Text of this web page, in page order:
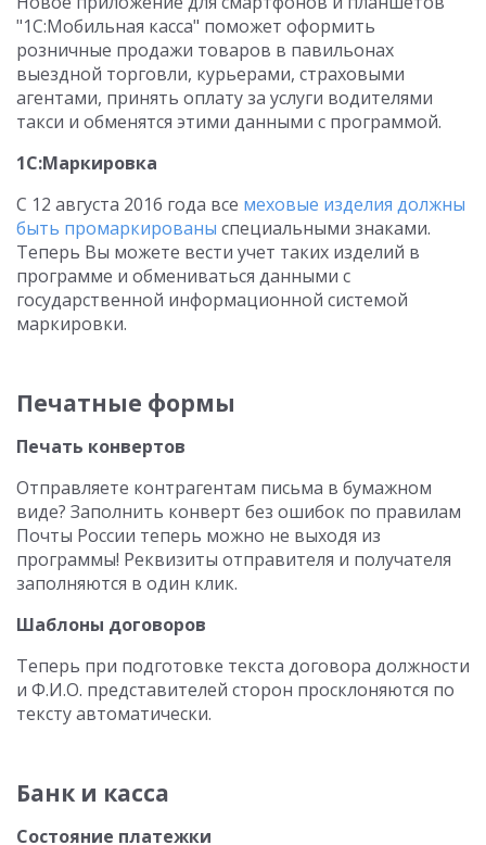
"1С:Мобильная касса" поможет оформить
розничные продажи товаров в павильонах
выездной торговли, курьерами, страховыми
агентами, принять оплату за услуги водителями
такси и обменятся этими данными с программой.
1С:Маркировка
С 12 августа 2016 года все меховые изделия должны
быть промаркированы специальными знаками.
Теперь Вы можете вести учет таких изделий в
программе и обмениваться данными с
государственной информационной системой
маркировки.
Печатные формы
Печать конвертов
Отправляете контрагентам письма в бумажном
виде? Заполнить конверт без ошибок по правилам
Почты России теперь можно не выходя из
программы! Реквизиты отправителя и получателя
заполняются в один клик.
Шаблоны договоров
Теперь при подготовке текста договора должности
и Ф.И.О. представителей сторон просклоняются по
тексту автоматически.
Банк и касса
Состояние платежки